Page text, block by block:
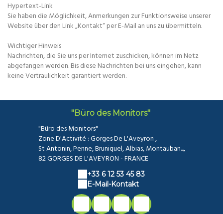
Hypertext-Link
Sie haben die Möglichkeit, Anmerkungen zur Funktionsweise unserer
Website über den Link „Kontakt“ per E-Mail an uns zu übermitteln.
Wichtiger Hinweis
Nachrichten, die Sie uns per Internet zuschicken, können im Netz
abgefangen werden. Bis diese Nachrichten bei uns eingehen, kann
keine Vertraulichkeit garantiert werden.
"Büro des Monitors"
"Büro des Monitors"
Zone D'Activité : Gorges De L'Aveyron ,
St Antonin, Penne, Bruniquel, Albias, Montauban...,
82 GORGES DE L'AVEYRON - FRANCE
+33 6 12 53 45 83
E-Mail-Kontakt